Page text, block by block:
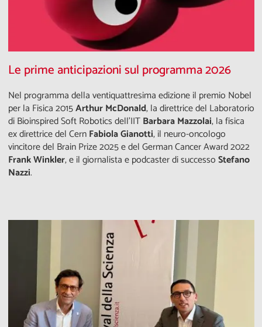
Le prime anticipazioni sul programma 2026
Nel programma della ventiquattresima edizione il premio Nobel
per la Fisica 2015Arthur McDonald, la direttrice del Laboratorio
di Bioinspired Soft Robotics dell’IITBarbara Mazzolai, la fisica
ex direttrice del CernFabiola Gianotti, il neuro-oncologo
vincitore del Brain Prize 2025 e del German Cancer Award 2022
Frank Winkler, e il giornalista e podcaster di successoStefano
Nazzi.